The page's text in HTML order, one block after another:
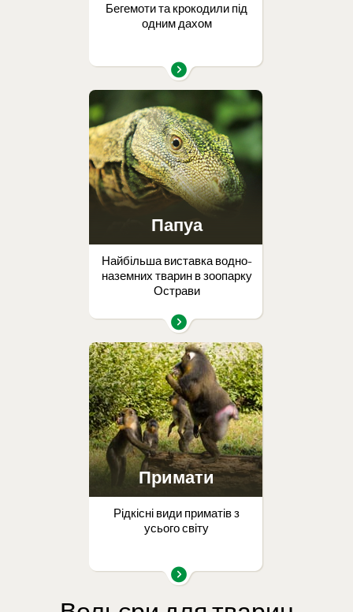
Бегемоти та крокодили під
одним дахом
Папуа
Найбільша виставка водно-
наземних тварин в зоопарку
Острави
Примати
Рідкісні види приматів з
усього світу